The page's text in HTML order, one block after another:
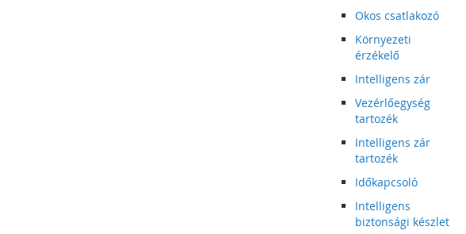
Okos csatlakozó
Környezeti
érzékelő
Intelligens zár
Vezérlőegység
tartozék
Intelligens zár
tartozék
Időkapcsoló
Intelligens
biztonsági készlet